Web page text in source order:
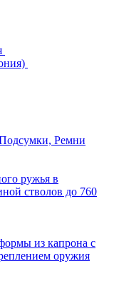
Ремни
ружья в
стволов до 760
из капрона с
оружия